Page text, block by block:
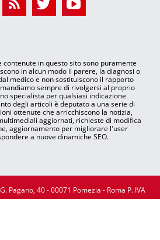
contenute in questo sito sono puramente
in alcun modo il parere, la diagnosi o
medico e non sostituiscono il rapporto
sempre di rivolgersi al proprio
specialista per qualsiasi indicazione
degli articoli è deputato a una serie di
ottenute che arricchiscono la notizia,
aggiornati, richieste di modifica
aggiornamento per migliorare l'user
a nuove dinamiche SEO.
Pagano, 40 - 00071 Pomezia - Roma P. IVA
07998261007